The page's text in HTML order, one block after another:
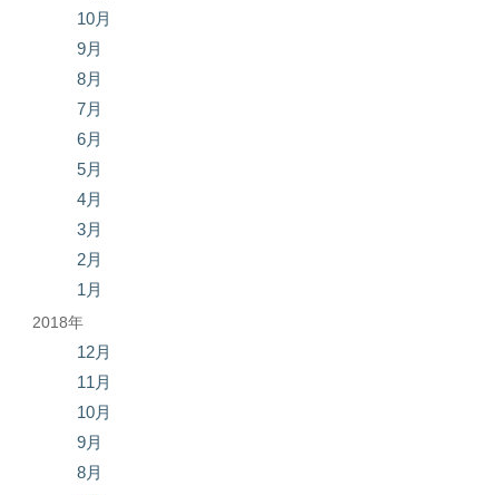
10月
9月
8月
7月
6月
5月
4月
3月
2月
1月
2018年
12月
11月
10月
9月
8月